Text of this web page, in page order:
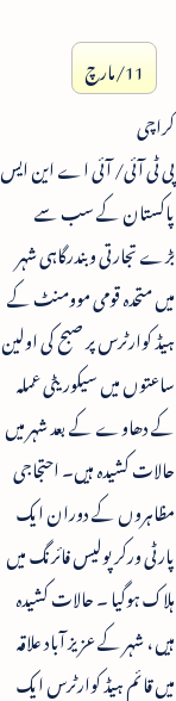
11/مارچ
کراچی
پی ٹی آئی/ آئی اے این ایس
پاکستان کے سب سے
بڑے تجارتی و بندرگاہی شہر
میں متحدہ قومی موومنٹ کے
ہیڈ کوارٹرس پر صبح کی اولین
ساعتوں میں سیکوریٹی عملہ
کے دھاوے کے بعد شہر میں
حالات کشیدہ ہیں۔ احتجاجی
مظاہروں کے دوران ایک
پارٹی ورکر پولیس فائرنگ میں
ہلاک ہوگیا ۔ حالات کشیدہ
ہیں ، شہر کے عزیز آباد علاقہ
میں قائم ہیڈ کوارٹرس ایک